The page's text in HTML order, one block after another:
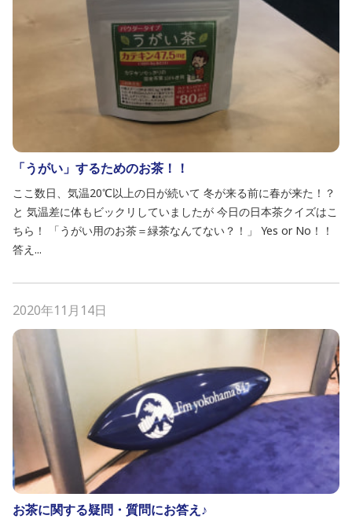
「うがい」するためのお茶！！
ここ数日、気温20℃以上の日が続いて 冬が来る前に春が来た！？
と 気温差に体もビックリしていましたが 今日の日本茶クイズはこ
ちら！ 「うがい用のお茶＝緑茶なんてない？！」 Yes or No！！
答え...
2020年11月14日
お茶に関する疑問・質問にお答え♪